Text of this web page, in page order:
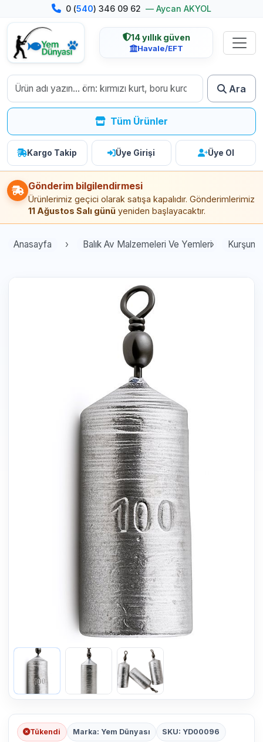
0 (540) 346 09 62 — Aycan AKYOL
14 yıllık güven
Havale/EFT
Ara
Tüm Ürünler
Kargo Takip Üye Girişi Üye Ol
Gönderim bilgilendirmesi
Ürünlerimiz geçici olarak satışa kapalıdır. Gönderimlerimiz
11 Ağustos Salı günü yeniden başlayacaktır.
Anasayfa Balık Av Malzemeleri Ve Yemleri Kurşun
Tükendi Marka: Yem Dünyası SKU: YD00096